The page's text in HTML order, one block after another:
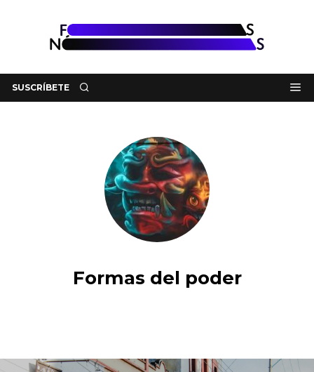
SUSCRÍBETE
Formas del poder